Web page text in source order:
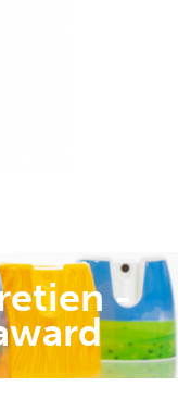
(male &
une
de la
durables.
-